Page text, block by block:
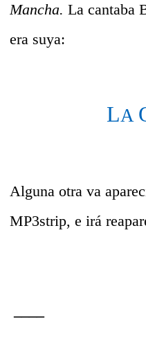
Mancha. La cantaba
era suya:
LA
Alguna otra va
MP3strip, e irá